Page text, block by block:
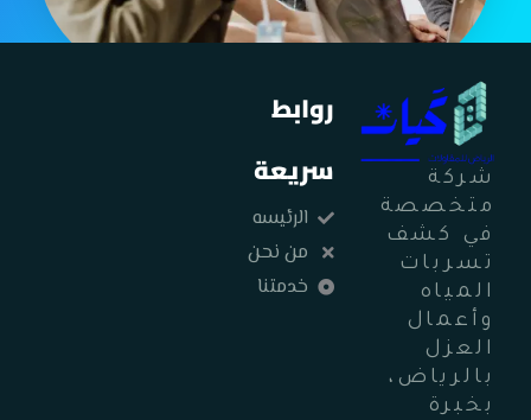
شركة
متخصصة
في كشف
تسربات
المياه
وأعمال
العزل
بالرياض،
بخبرة
روابط
سريعة
الرئيسه
من نحن
خدمتنا